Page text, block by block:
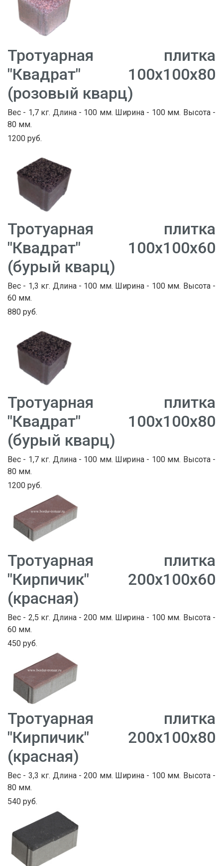
Тротуарная плитка
"Квадрат" 100х100х80
(розовый кварц)
Вес - 1,7 кг. Длина - 100 мм. Ширина - 100 мм. Высота -
80 мм.
1200 руб.
Тротуарная плитка
"Квадрат" 100х100х60
(бурый кварц)
Вес - 1,3 кг. Длина - 100 мм. Ширина - 100 мм. Высота -
60 мм.
880 руб.
Тротуарная плитка
"Квадрат" 100х100х80
(бурый кварц)
Вес - 1,7 кг. Длина - 100 мм. Ширина - 100 мм. Высота -
80 мм.
1200 руб.
Тротуарная плитка
"Кирпичик" 200х100х60
(красная)
Вес - 2,5 кг. Длина - 200 мм. Ширина - 100 мм. Высота -
60 мм.
450 руб.
Тротуарная плитка
"Кирпичик" 200х100х80
(красная)
Вес - 3,3 кг. Длина - 200 мм. Ширина - 100 мм. Высота -
80 мм.
540 руб.